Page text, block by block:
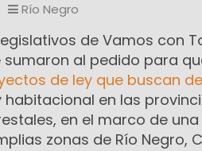
Río Negro
de Vamos con
sumaron al pedido para
de ley que buscan
habitacional en las
en el marco de
zonas de Río Negro,